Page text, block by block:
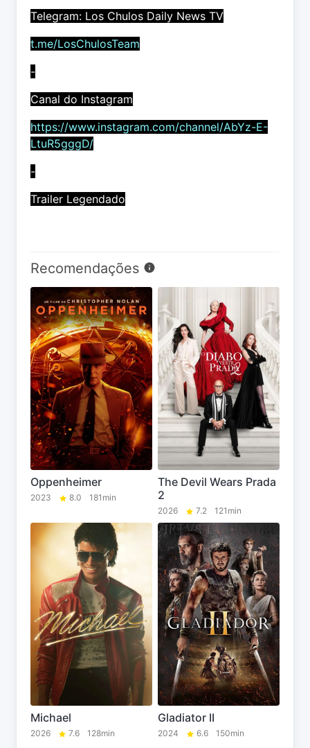
Telegram: Los Chulos Daily News TV
t.me/LosChulosTeam
-
Canal do Instagram
https://www.instagram.com/channel/AbYz-E-
LtuR5gggD/
-
Trailer Legendado
Recomendações
Oppenheimer
2023 8.0 181min
The Devil Wears Prada
2
2026 7.2 121min
Michael
2026 7.6 128min
Gladiator II
2024 6.6 150min